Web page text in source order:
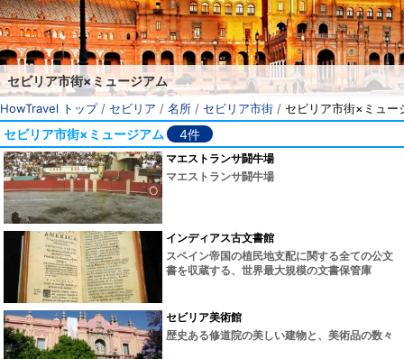
セビリア市街×ミュージアム
HowTravel トップ/ セビリア / 名所 / セビリア市街 / セビリア市街×ミュー
セビリア市街×ミュージアム 4件
マエストランサ闘牛場
マエストランサ闘牛場
インディアス古文書館
スペイン帝国の植民地支配に関する全ての公文
書を収蔵する、世界最大規模の文書保管庫
セビリア美術館
歴史ある修道院の美しい建物と、美術品の数々